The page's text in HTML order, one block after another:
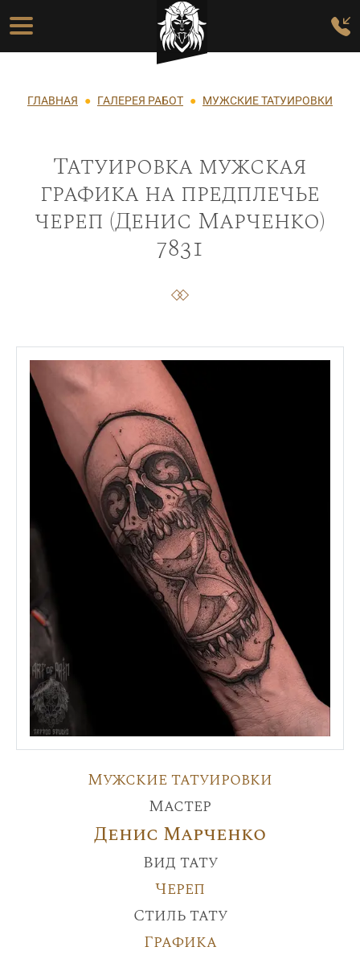
Перейти к основному содержанию
Основная навигация
Строка навигации
ГЛАВНАЯ ГАЛЕРЕЯ РАБОТ МУЖСКИЕ ТАТУИРОВКИ
Татуировка мужская
графика на предплечье
череп (Денис Марченко)
7831
Мужские татуировки
Мастер
Денис Марченко
Вид тату
Череп
Стиль тату
Графика